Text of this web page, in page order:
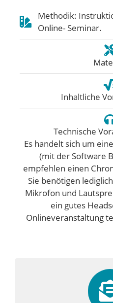
Methodik:
Online- Seminar.
Inhaltliche
Technische
Es handelt sich um
(mit der Software
empfehlen einen
Sie benötigen
Mikrofon und
ein gutes
Onlineveranstaltung